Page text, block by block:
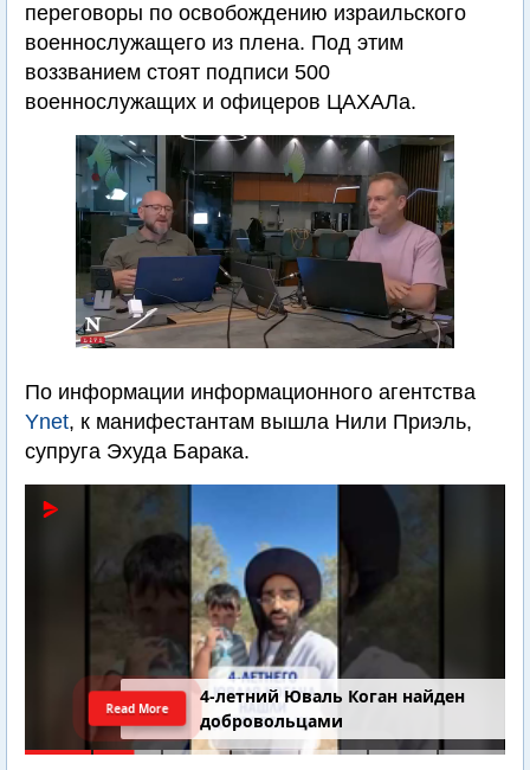
переговоры по освобождению израильского
военнослужащего из плена. Под этим
воззванием стоят подписи 500
военнослужащих и офицеров ЦАХАЛа.
По информации информационного агентства
Ynet, к манифестантам вышла Нили Приэль,
супруга Эхуда Барака.
4-летний Юваль Коган найден
добровольцами
Read More